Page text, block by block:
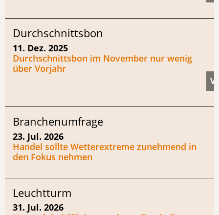
Durchschnittsbon
11. Dez. 2025
Durchschnittsbon im November nur wenig
über Vorjahr
Branchenumfrage
23. Jul. 2026
Handel sollte Wetterextreme zunehmend in
den Fokus nehmen
Leuchtturm
31. Jul. 2026